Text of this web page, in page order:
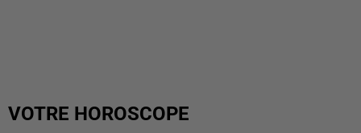
VOTRE HOROSCOPE